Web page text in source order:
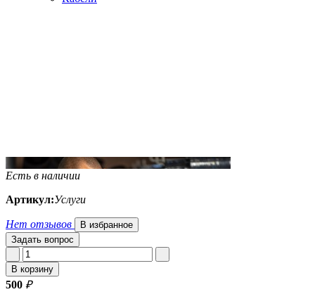
Есть в наличии
Артикул:Услуги
Нет отзывов
В избранное
Задать вопрос
В корзину
500 ₽